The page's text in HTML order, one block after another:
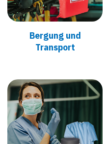
Bergung und
Transport